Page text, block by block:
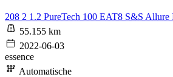
208 2 1.2 PureTech 100 EAT8 S&S Allure
55.155 km
2022-06-03
essence
Automatische